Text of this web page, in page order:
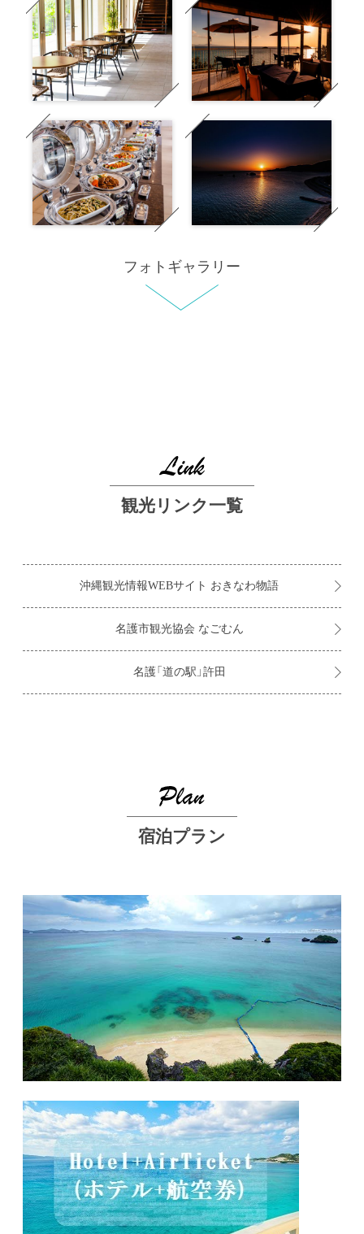
フォトギャラリー
観光リンク一覧
沖縄観光情報WEBサイト おきなわ物語
名護市観光協会 なごむん
名護「道の駅」許田
宿泊プラン